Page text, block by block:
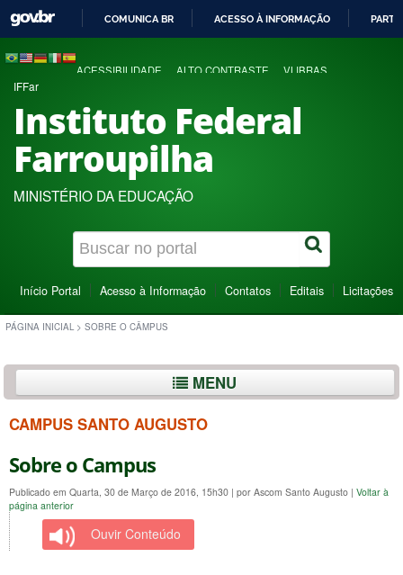
COMUNICA BR ACESSO À INFORMAÇÃO
ACESSIBILIDADE ALTO CONTRASTE VLIBRAS
IFFar
Instituto Federal
Farroupilha
MINISTÉRIO DA EDUCAÇÃO
Início Portal Acesso à Informação Contatos Editais Licitações
PÁGINA INICIAL > SOBRE O CÂMPUS
MENU
CAMPUS SANTO AUGUSTO
Sobre o Campus
Publicado em Quarta, 30 de Março de 2016, 15h30 | por Ascom Santo Augusto | Voltar à
página anterior
Ouvir Conteúdo